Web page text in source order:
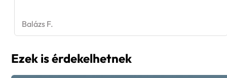
Balázs F.
Ezek is érdekelhetnek